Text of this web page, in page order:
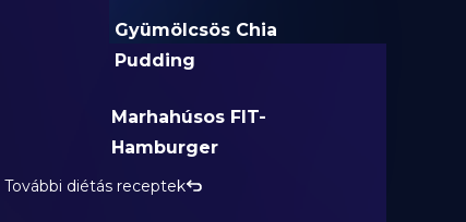
Gyümölcsös Chia
Pudding
Marhahúsos FIT-
Hamburger
További diétás receptek